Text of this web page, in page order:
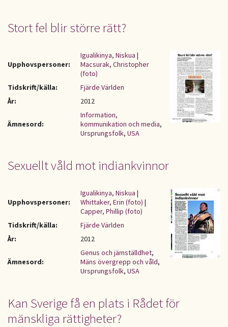
Stort fel blir större rätt?
Upphovspersoner:
Igualikinya, Niskua |
Macsurak, Christopher
(foto)
Tidskrift/källa:
Fjärde Världen
År:
2012
Ämnesord:
Information,
kommunikation och media,
Ursprungsfolk, USA
Sexuellt våld mot indiankvinnor
Upphovspersoner:
Igualikinya, Niskua |
Whittaker, Erin (foto) |
Capper, Phillip (foto)
Tidskrift/källa:
Fjärde Världen
År:
2012
Ämnesord:
Genus och jämställdhet,
Mäns övergrepp och våld,
Ursprungsfolk, USA
Kan Sverige få en plats i Rådet för
mänskliga rättigheter?